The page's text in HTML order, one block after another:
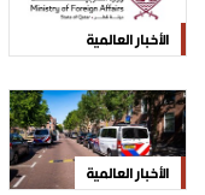
الأخبار العالمية
الأخبار العالمية